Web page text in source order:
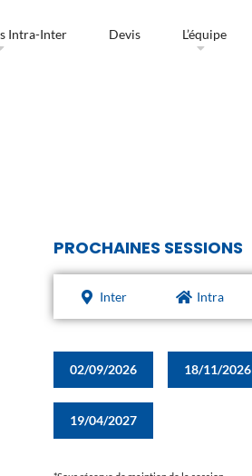
Intra-Inter Devis L’équipe
PROCHAINES SESSIONS
Inter Intra
02/09/2026 18/11/2026
19/04/2027